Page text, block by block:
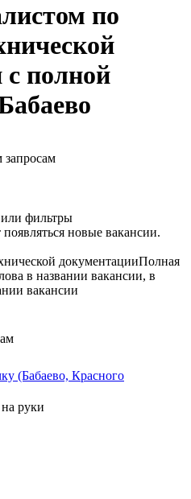
по
с полной
запросам
или фильтры
новые вакансии.
документацииПолная
в названии вакансии, в
вакансии
(Бабаево, Красного
на руки